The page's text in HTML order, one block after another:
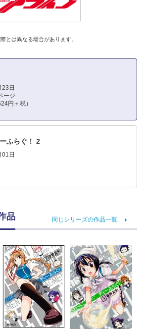
とは異なる場合があります。
日
ージ
円＋税）
ふらぐ！ 2
日
品 同じシリーズの作品一覧